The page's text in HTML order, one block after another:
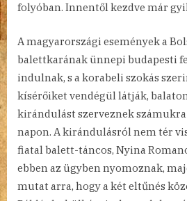
folyóban. Innentől kezdve már
A magyarországi események a
balettkarának ünnepi budapesti
indulnak, s a korabeli szokás
kísérőiket vendégül látják,
kirándulást szerveznek
napon. A kirándulásról nem tér
fiatal balett-táncos, Nyina
ebben az ügyben nyomoznak,
mutat arra, hogy a két eltűnés